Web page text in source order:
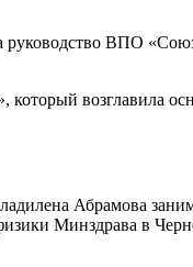
руководство ВПО
возглавила
Абрамова
Минздрава в